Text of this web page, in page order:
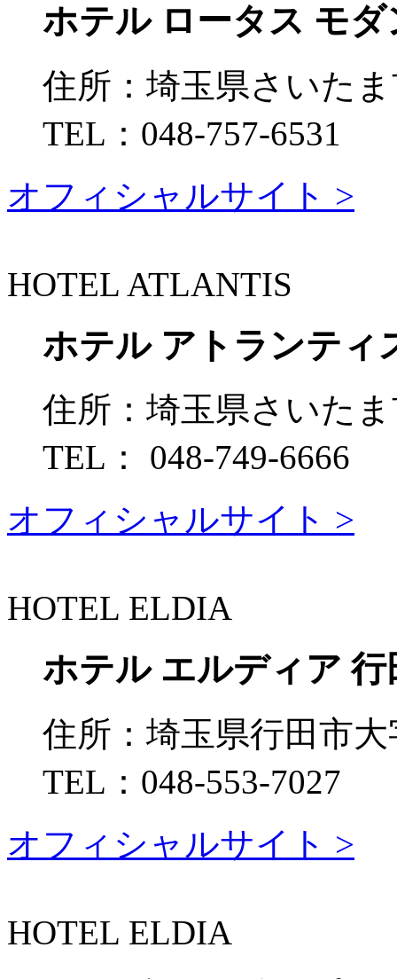
ホテル ロータス モダ
住所： 埼玉県さいた
TEL： 048-757-6531
オフィシャルサイト >
HOTEL ATLANTIS
ホテル アトランティ
住所： 埼玉県さいた
TEL：
048-749-6666
オフィシャルサイト >
HOTEL ELDIA
ホテル エルディア 行
住所： 埼玉県行田市大
TEL： 048-553-7027
オフィシャルサイト >
HOTEL ELDIA